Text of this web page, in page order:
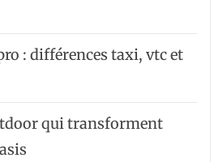
: différences taxi, vtc et
qui transforment